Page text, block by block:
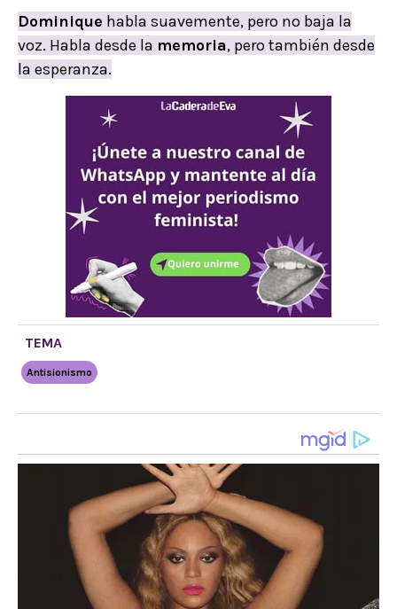
Dominique habla suavemente, pero no baja la
voz. Habla desde la memoria, pero también desde
la esperanza.
TEMA
Antisionismo